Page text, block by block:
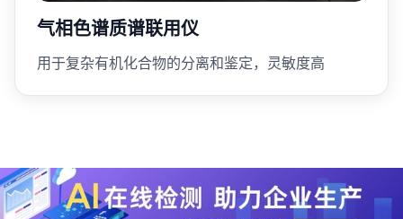
气相色谱质谱联用仪
用于复杂有机化合物的分离和鉴定，灵敏度高